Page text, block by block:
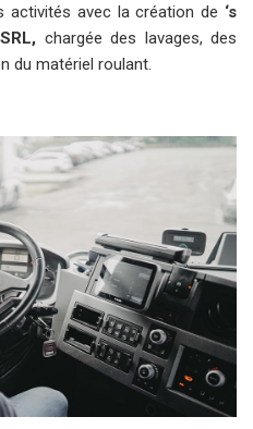
activités avec la création de ‘s
chargée des lavages, des
du matériel roulant.